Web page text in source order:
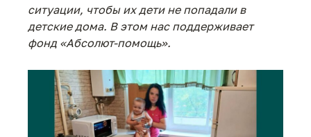
ситуации, чтобы их дети не попадали в
детские дома. В этом нас поддерживает
фонд «Абсолют-помощь».